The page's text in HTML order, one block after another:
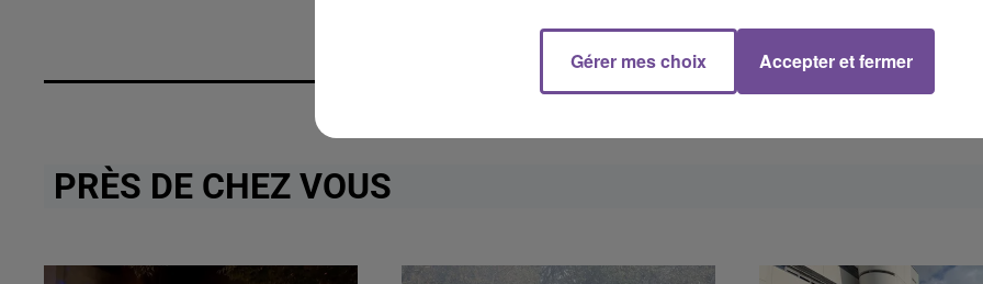
PRÈS DE CHEZ VOUS
Gérer mes choix Accepter et fermer